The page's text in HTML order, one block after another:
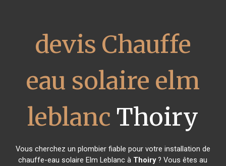
devis Chauffe
eau solaire elm
leblanc Thoiry
Vous cherchez un plombier fiable pour votre installation de
chauffe-eau solaire Elm Leblanc à Thoiry? Vous êtes au